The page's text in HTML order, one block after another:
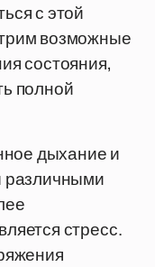
с этой
возможные
состояния,
полной
дыхание и
различными
стресс.